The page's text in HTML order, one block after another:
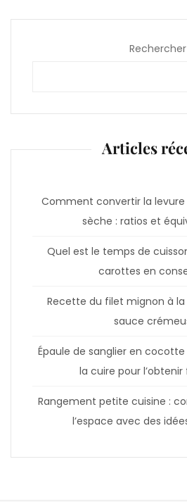
Rechercher
Articles
Comment convertir la
sèche : ratios et
Quel est le temps de
carottes en
Recette du filet mignon à
sauce
Épaule de sanglier en
la cuire pour
Rangement petite cuisine :
l’espace avec des